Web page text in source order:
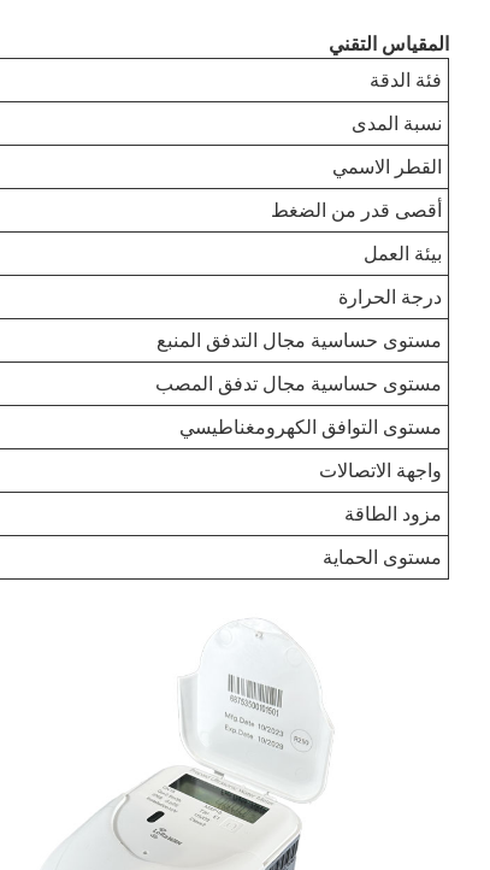
المقياس التقني
فئة الدقة
نسبة المدى
القطر الاسمي
أقصى قدر من الضغط
بيئة العمل
درجة الحرارة
مستوى حساسية مجال التدفق المنبع
مستوى حساسية مجال تدفق المصب
مستوى التوافق الكهرومغناطيسي
واجهة الاتصالات
مزود الطاقة
مستوى الحماية